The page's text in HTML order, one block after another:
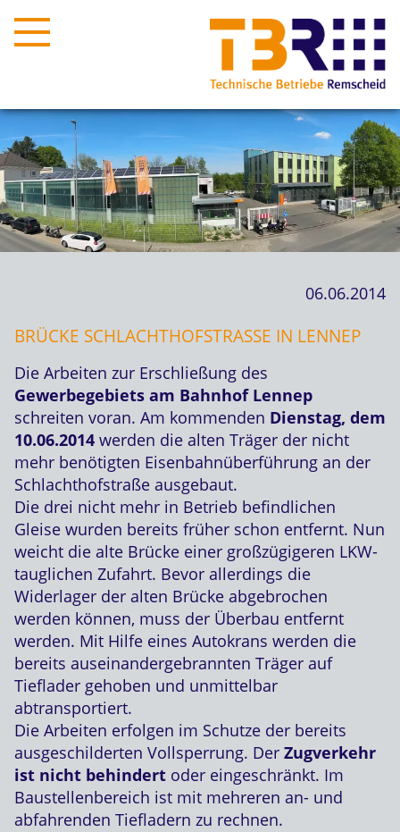
06.06.2014
BRÜCKE SCHLACHTHOFSTRASSE IN LENNEP
Die Arbeiten zur Erschließung des
Gewerbegebiets am Bahnhof Lennep
schreiten voran. Am kommenden Dienstag, dem
10.06.2014 werden die alten Träger der nicht
mehr benötigten Eisenbahnüberführung an der
Schlachthofstraße ausgebaut.
Die drei nicht mehr in Betrieb befindlichen
Gleise wurden bereits früher schon entfernt. Nun
weicht die alte Brücke einer großzügigeren LKW-
tauglichen Zufahrt. Bevor allerdings die
Widerlager der alten Brücke abgebrochen
werden können, muss der Überbau entfernt
werden. Mit Hilfe eines Autokrans werden die
bereits auseinandergebrannten Träger auf
Tieflader gehoben und unmittelbar
abtransportiert.
Die Arbeiten erfolgen im Schutze der bereits
ausgeschilderten Vollsperrung. Der Zugverkehr
ist nicht behindert oder eingeschränkt. Im
Baustellenbereich ist mit mehreren an- und
abfahrenden Tiefladern zu rechnen.